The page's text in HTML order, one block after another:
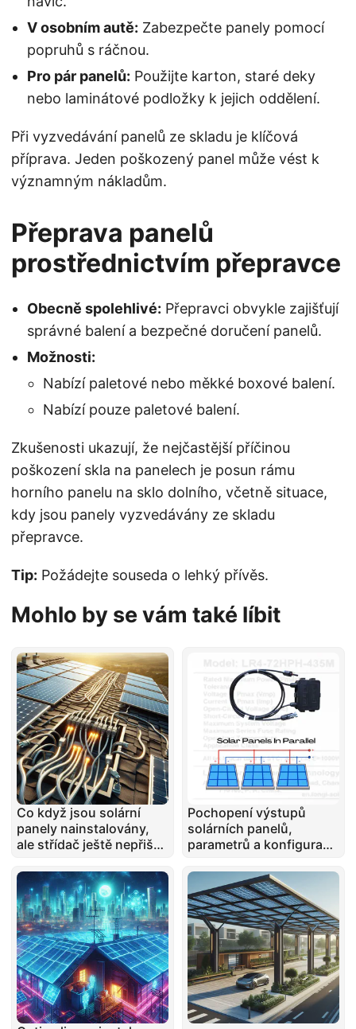
V osobním autě: Zabezpečte panely pomocí
popruhů s ráčnou.
Pro pár panelů: Použijte karton, staré deky
nebo laminátové podložky k jejich oddělení.
Při vyzvedávání panelů ze skladu je klíčová
příprava. Jeden poškozený panel může vést k
významným nákladům.
Přeprava panelů
prostřednictvím přepravce
Obecně spolehlivé: Přepravci obvykle zajišťují
správné balení a bezpečné doručení panelů.
Možnosti:
Nabízí paletové nebo měkké boxové balení.
Nabízí pouze paletové balení.
Zkušenosti ukazují, že nejčastější příčinou
poškození skla na panelech je posun rámu
horního panelu na sklo dolního, včetně situace,
kdy jsou panely vyzvedávány ze skladu
přepravce.
Tip: Požádejte souseda o lehký přívěs.
Mohlo by se vám také líbit
Co když jsou solární
panely nainstalovány,
ale střídač ještě nepřišel
Pochopení výstupů
solárních panelů,
parametrů a konfigurací
Sériové